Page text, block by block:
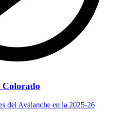
Colorado
del Avalanche en la 2025-26